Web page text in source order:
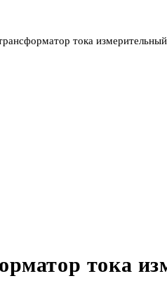
тока
тока